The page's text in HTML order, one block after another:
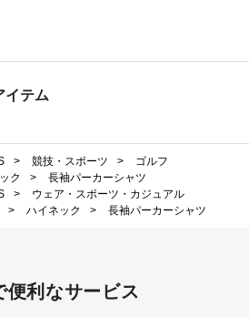
イテム
> 競技・スポーツ >
ゴルフ
ク >
長袖パーカーシャツ
>
ウェア・スポーツ・カジュアル
> ハイネック > 長袖パーカーシャツ
便利なサービス